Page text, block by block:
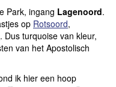
Park, ingang Lagenoord.
op Rotsoord,
. Dus turquoise van kleur,
van het Apostolisch
ik hier een hoop